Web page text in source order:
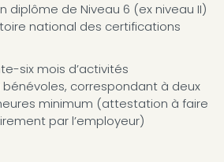
de Niveau 6 (ex niveau II)
national des certifications
six mois d’activités
correspondant à deux
minimum (attestation à faire
par l’employeur)